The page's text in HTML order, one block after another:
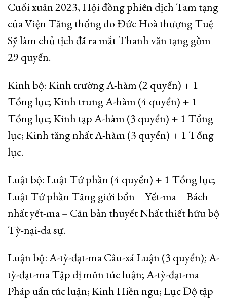
Cuối xuân 2023, Hội đồng phiên dịch Tam tạng
của Viện Tăng thống do Đức Hoà thượng Tuệ
Sỹ làm chủ tịch đã ra mắt Thanh văn tạng gồm
29 quyển.
Kinh bộ: Kinh trường A-hàm (2 quyển) + 1
Tổng lục; Kinh trung A-hàm (4 quyển) + 1
Tổng lục; Kinh tạp A-hàm (3 quyển) + 1 Tổng
lục; Kinh tăng nhất A-hàm (3 quyển) + 1 Tổng
lục.
Luật bộ: Luật Tứ phần (4 quyển) + 1 Tổng lục;
Luật Tứ phần Tăng giới bổn – Yết-ma – Bách
nhất yết-ma – Căn bản thuyết Nhất thiết hữu bộ
Tỳ-nại-da sự.
Luận bộ: A-tỳ-đạt-ma Câu-xá Luận (3 quyển); A-
tỳ-đạt-ma Tập dị môn túc luận; A-tỳ-đạt-ma
Pháp uẩn túc luận; Kinh Hiền ngu; Lục Độ tập